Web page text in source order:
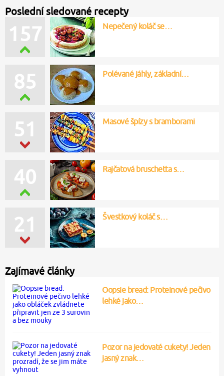
Poslední sledované recepty
157 Nepečený koláč se…
85 Polévané jáhly, základní…
51 Masové špízy s bramborami
40 Rajčatová bruschetta s…
21 Švestkový koláč s…
Zajímavé články
Oopsie bread: Proteinové pečivo
lehké jako…
Pozor na jedovaté cukety! Jeden
jasný znak…